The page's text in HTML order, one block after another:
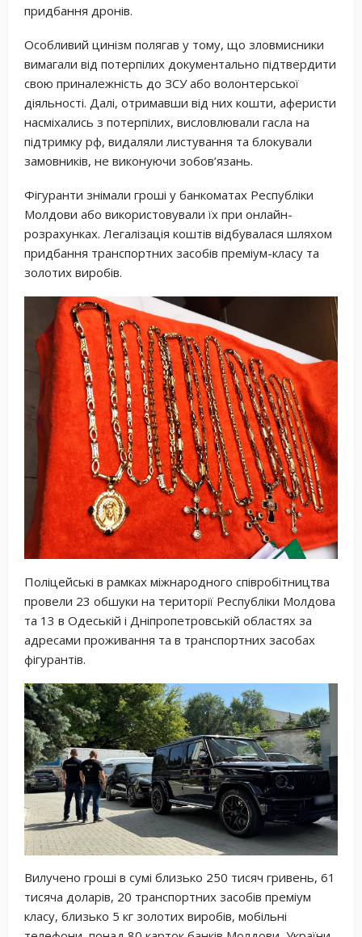
придбання дронів.
Особливий цинізм полягав у тому, що зловмисники
вимагали від потерпілих документально підтвердити
свою приналежність до ЗСУ або волонтерської
діяльності. Далі, отримавши від них кошти, аферисти
насміхались з потерпілих, висловлювали гасла на
підтримку рф, видаляли листування та блокували
замовників, не виконуючи зобов’язань.
Фігуранти знімали гроші у банкоматах Республіки
Молдови або використовували їх при онлайн-
розрахунках. Легалізація коштів відбувалася шляхом
придбання транспортних засобів преміум-класу та
золотих виробів.
Поліцейські в рамках міжнародного співробітництва
провели 23 обшуки на території Республіки Молдова
та 13 в Одеській і Дніпропетровській областях за
адресами проживання та в транспортних засобах
фігурантів.
Вилучено гроші в сумі близько 250 тисяч гривень, 61
тисяча доларів, 20 транспортних засобів преміум
класу, близько 5 кг золотих виробів, мобільні